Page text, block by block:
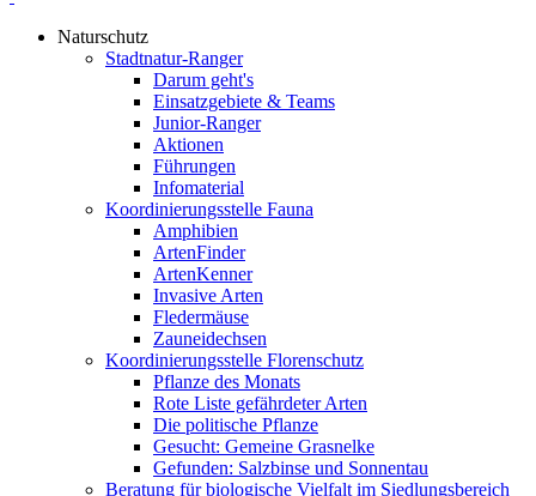
Naturschutz
Stadtnatur-Ranger
Darum geht's
Einsatzgebiete & Teams
Junior-Ranger
Aktionen
Führungen
Infomaterial
Koordinierungsstelle Fauna
Amphibien
ArtenFinder
ArtenKenner
Invasive Arten
Fledermäuse
Zauneidechsen
Koordinierungsstelle Florenschutz
Pflanze des Monats
Rote Liste gefährdeter Arten
Die politische Pflanze
Gesucht: Gemeine Grasnelke
Gefunden: Salzbinse und Sonnentau
Beratung für biologische Vielfalt im Siedlungsbereich